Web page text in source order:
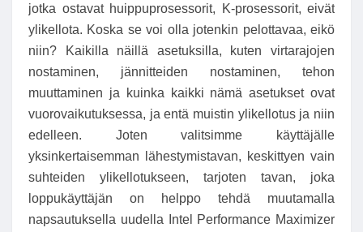
jotka ostavat huippuprosessorit, K-prosessorit, eivät
ylikellota. Koska se voi olla jotenkin pelottavaa, eikö
niin? Kaikilla näillä asetuksilla, kuten virtarajojen
nostaminen, jännitteiden nostaminen, tehon
muuttaminen ja kuinka kaikki nämä asetukset ovat
vuorovaikutuksessa, ja entä muistin ylikellotus ja niin
edelleen. Joten valitsimme käyttäjälle
yksinkertaisemman lähestymistavan, keskittyen vain
suhteiden ylikellotukseen, tarjoten tavan, joka
loppukäyttäjän on helppo tehdä muutamalla
napsautuksella uudella Intel Performance Maximizer